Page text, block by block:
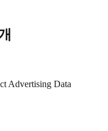
Advertising Data